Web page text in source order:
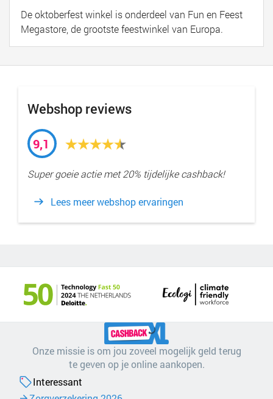
De oktoberfest winkel is onderdeel van Fun en Feest
Megastore, de grootste feestwinkel van Europa.
Webshop reviews
9,1
Super goeie actie met 20% tijdelijke cashback!
Lees meer webshop ervaringen
Onze missie is om jou zoveel mogelijk geld terug
te geven op je online aankopen.
Interessant